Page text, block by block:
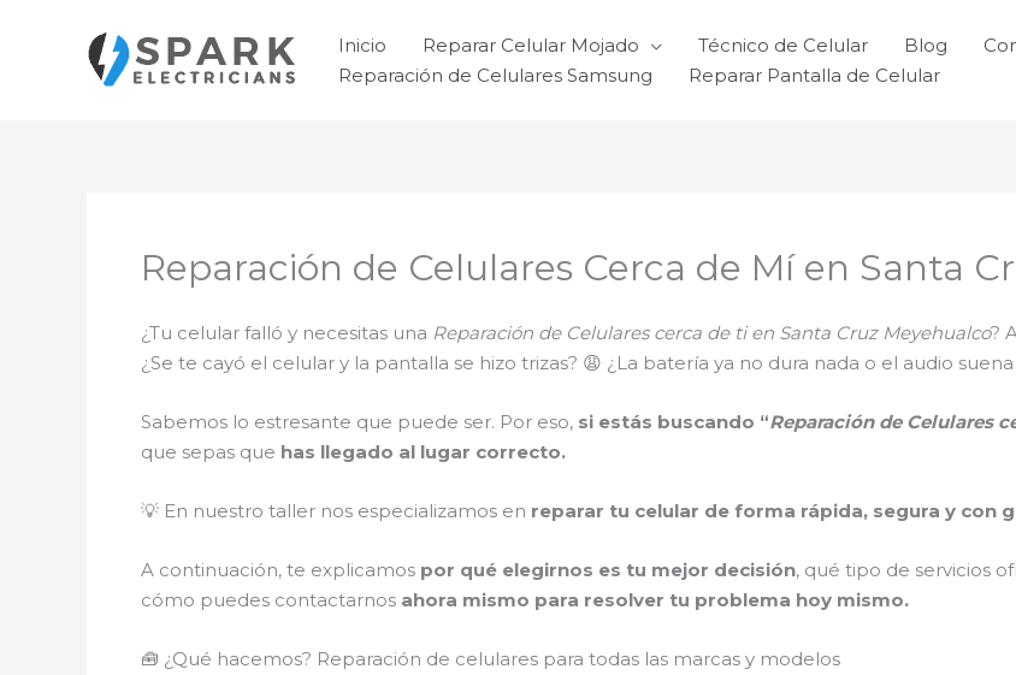
contenido
Inicio Reparar Celular Mojado Técnico de Celular Blog
Reparación de Celulares Samsung
Reparar Pantalla de Celular
Reparación de Celulares Cerca de Mí en Santa
¿Tu celular falló y necesitas una Reparación de Celulares cerca de ti en Santa Cruz Meyehualco?
¿Se te cayó el celular y la pantalla se hizo trizas? 😩 ¿La batería ya no dura nada o el audio
Sabemos lo estresante que puede ser. Por eso, si estás buscando “Reparación de Celulares
que sepas que has llegado al lugar correcto.
💡 En nuestro taller nos especializamos en reparar tu celular de forma rápida, segura y con
A continuación, te explicamos por qué elegirnos es tu mejor decisión, qué tipo de servicios
cómo puedes contactarnos ahora mismo para resolver tu problema hoy mismo.
🧰 ¿Qué hacemos? Reparación de celulares para todas las marcas y modelos